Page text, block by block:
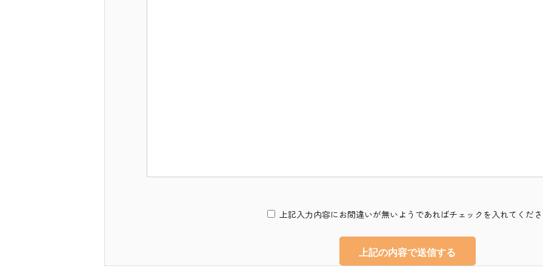
上記入力内容にお間違いが無いようであればチェックを入れてくだ